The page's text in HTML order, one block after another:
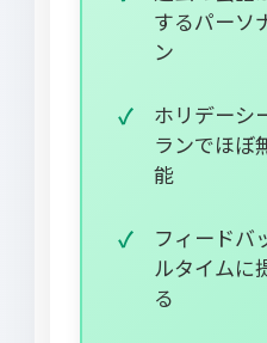
するパーソ
ン
ホリデーシ
ランでほぼ
能
フィードバ
ルタイムに
る